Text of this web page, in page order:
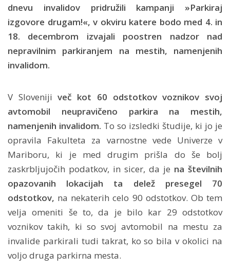
dnevu invalidov pridružili kampanji »Parkiraj
izgovore drugam!«, v okviru katere bodo med 4. in
18. decembrom izvajali poostren nadzor nad
nepravilnim parkiranjem na mestih, namenjenih
invalidom.
V Slovenijiveč kot 60 odstotkov voznikov svoj
avtomobil neupravičeno parkira na mestih,
namenjenih invalidom. To so izsledki študije, ki jo je
opravila Fakulteta za varnostne vede Univerze v
Mariboru, ki je med drugim prišla do še bolj
zaskrbljujočih podatkov, in sicer, da je na številnih
opazovanih lokacijah ta delež presegel 70
odstotkov, na nekaterih celo 90 odstotkov. Ob tem
velja omeniti še to, da je bilo kar 29 odstotkov
voznikov takih, ki so svoj avtomobil na mestu za
invalide parkirali tudi takrat, ko so bila v okolici na
voljo druga parkirna mesta.